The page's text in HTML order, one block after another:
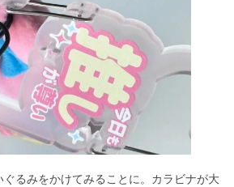
るみをかけてみることに。カラビナが大